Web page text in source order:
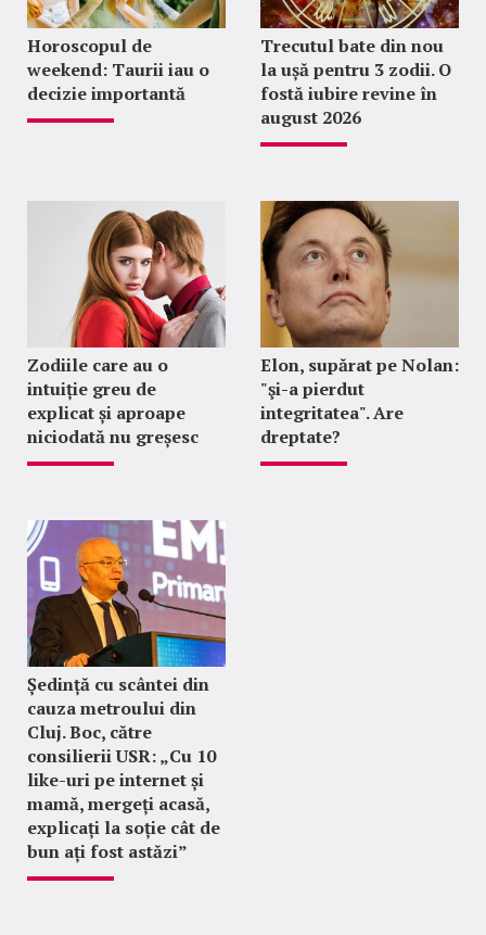
Horoscopul de
weekend: Taurii iau o
decizie importantă
Trecutul bate din nou
la ușă pentru 3 zodii. O
fostă iubire revine în
august 2026
Zodiile care au o
intuiție greu de
explicat și aproape
niciodată nu greșesc
Elon, supărat pe Nolan:
"şi-a pierdut
integritatea". Are
dreptate?
Ședință cu scântei din
cauza metroului din
Cluj. Boc, către
consilierii USR: „Cu 10
like-uri pe internet și
mamă, mergeți acasă,
explicați la soție cât de
bun ați fost astăzi”